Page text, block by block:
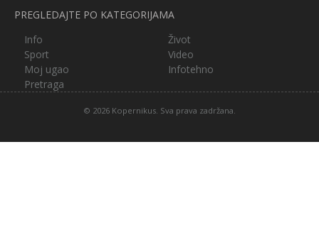
PREGLEDAJTE PO KATEGORIJAMA
Info
Život
Sport
Video
Moj ugao
Infotehno
Pretraga
© 2026 Kopernikus. Sva prava zadržana.